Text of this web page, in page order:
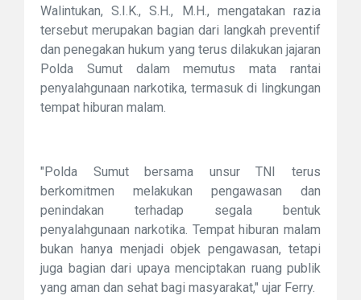
Walintukan, S.I.K., S.H., M.H., mengatakan razia
tersebut merupakan bagian dari langkah preventif
dan penegakan hukum yang terus dilakukan jajaran
Polda Sumut dalam memutus mata rantai
penyalahgunaan narkotika, termasuk di lingkungan
tempat hiburan malam.
"Polda Sumut bersama unsur TNI terus
berkomitmen melakukan pengawasan dan
penindakan terhadap segala bentuk
penyalahgunaan narkotika. Tempat hiburan malam
bukan hanya menjadi objek pengawasan, tetapi
juga bagian dari upaya menciptakan ruang publik
yang aman dan sehat bagi masyarakat," ujar Ferry.